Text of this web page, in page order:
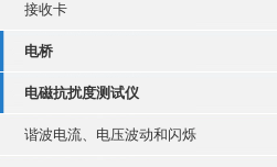
接收卡
电桥
电磁抗扰度测试仪
谐波电流、电压波动和闪烁